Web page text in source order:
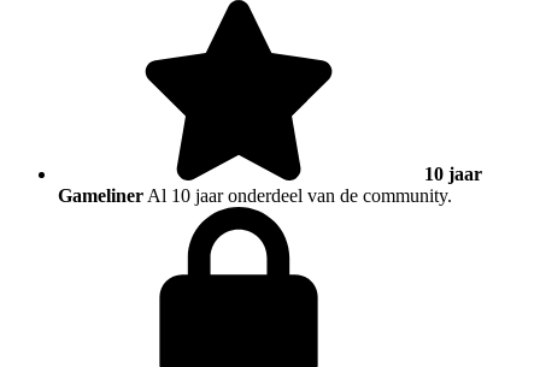
10 jaar
Gameliner Al 10 jaar onderdeel van de community.